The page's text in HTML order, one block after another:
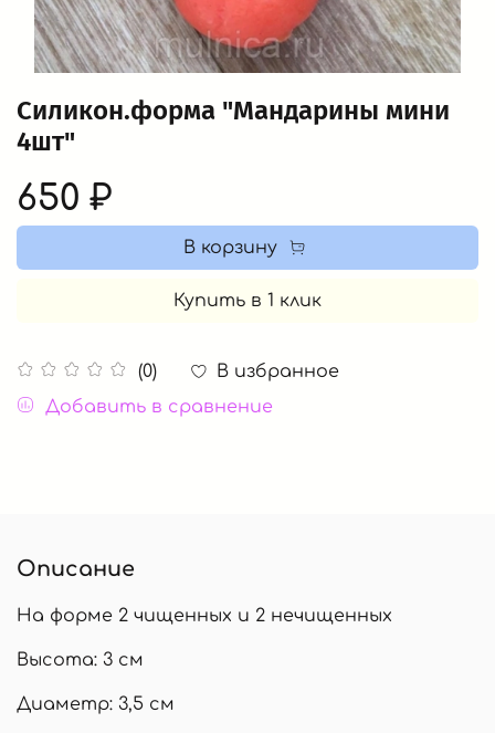
Силикон.форма "Мандарины мини
4шт"
(0)
В избранное
Добавить в сравнение
650 ₽
В корзину
Купить в 1 клик
Описание
На форме 2 чищенных и 2 нечищенных
Высота: 3 см
Диаметр: 3,5 см